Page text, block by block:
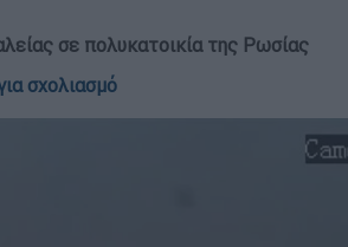
σε πολυκατοικία της Ρωσίας
σχολιασμό